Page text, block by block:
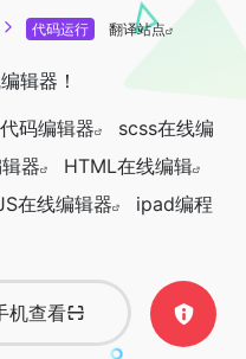
代码运行 翻译站点
辑器！
代码编辑器
scss在线编
器
HTML在线编辑
在线编辑器
ipad编程
机查看